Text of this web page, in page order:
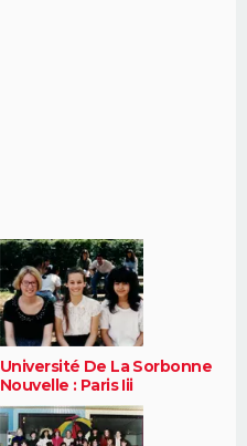
Université De La Sorbonne
Nouvelle : Paris Iii